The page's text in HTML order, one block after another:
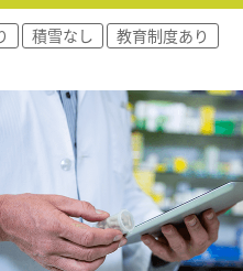
積雪なし
教育制度あり